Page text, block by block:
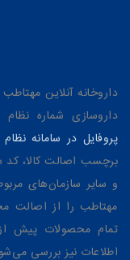
داروخانه آنلاین
داروسازی شماره نظام پزشکی: د-
پروفایل در سامانه
برچسب اصالت کالا،
و سایر سازمان‌های
مهتاطب را از اصالت
تمام محصولات پیش
اطلاعات نیز بررسی